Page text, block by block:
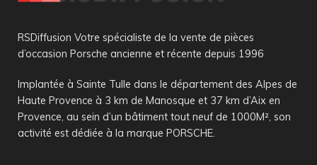
RSDiffusion Votre spécialiste de la vente de pièces
d’occasion Porsche ancienne et récente depuis 1996
Implantée à Sainte Tulle dans le département des Alpes de
Haute Provence à 3 km de Manosque et 37 km d’Aix en
Provence, au sein d’un bâtiment tout neuf de 1000M², son
activité est dédiée à la marque PORSCHE.